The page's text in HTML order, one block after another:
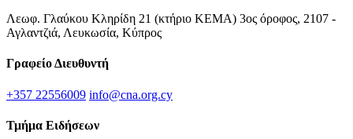
Λεωφ. Γλαύκου Κληρίδη 21 (κτήριο ΚΕΜΑ) 3ος όροφος, 2107 -
Αγλαντζιά, Λευκωσία, Κύπρος
Γραφείο Διευθυντή
+357 22556009 info@cna.org.cy
Τμήμα Ειδήσεων